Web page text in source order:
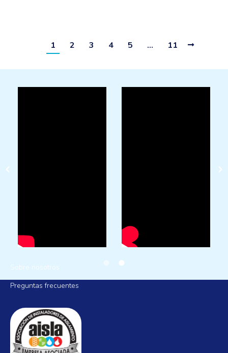
1 2 3 4 5 … 11
AISLAMIENTOS LA MANCHA
Sobre nosotros
Preguntas frecuentes